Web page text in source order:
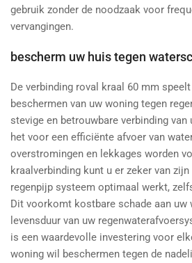
gebruik zonder de noodzaak voor
vervangingen.
bescherm uw huis tegen
De verbinding roval kraal 60 mm
beschermen van uw woning tegen
stevige en betrouwbare verbinding van
het voor een efficiënte afvoer van
overstromingen en lekkages worden
kraalverbinding kunt u er zeker van
regenpijp systeem optimaal werkt,
Dit voorkomt kostbare schade aan uw
levensduur van uw
is een waardevolle investering voor
woning wil beschermen tegen de